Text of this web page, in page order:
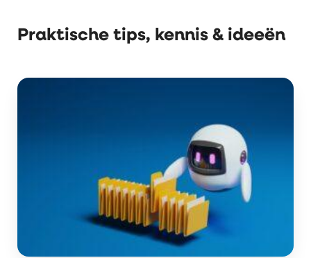
Praktische tips, kennis & ideeën